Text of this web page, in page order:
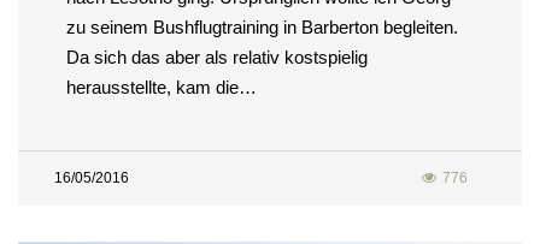
zu seinem Bushflugtraining in Barberton begleiten.
Da sich das aber als relativ kostspielig
herausstellte, kam die…
16/05/2016 776